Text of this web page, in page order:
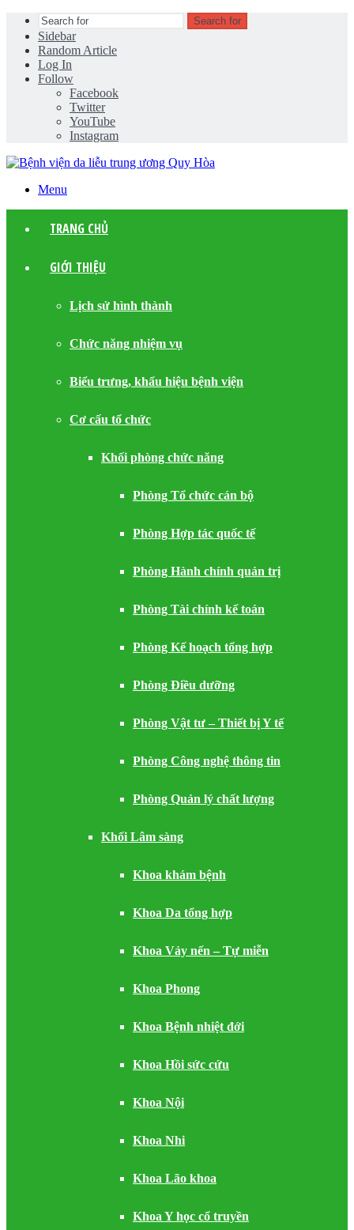
Search for
Sidebar
Random Article
Log In
Follow
Facebook
Twitter
YouTube
Instagram
Menu
TRANG CHỦ
GIỚI THIỆU
Lịch sử hình thành
Chức năng nhiệm vụ
Biểu trưng, khẩu hiệu bệnh viện
Cơ cấu tổ chức
Khối phòng chức năng
Phòng Tổ chức cán bộ
Phòng Hợp tác quốc tế
Phòng Hành chính quản trị
Phòng Tài chính kế toán
Phòng Kế hoạch tổng hợp
Phòng Điều dưỡng
Phòng Vật tư – Thiết bị Y tế
Phòng Công nghệ thông tin
Phòng Quản lý chất lượng
Khối Lâm sàng
Khoa khám bệnh
Khoa Da tổng hợp
Khoa Vảy nến – Tự miễn
Khoa Phong
Khoa Bệnh nhiệt đới
Khoa Hồi sức cứu
Khoa Nội
Khoa Nhi
Khoa Lão khoa
Khoa Y học cổ truyền